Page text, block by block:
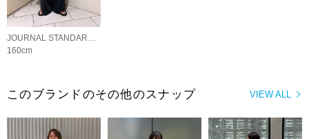
JOURNAL STANDARD LADYS
160cm
VIEW ALL
このブランドのその他のスナップ